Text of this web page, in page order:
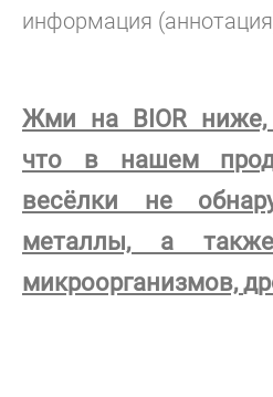
информация
Жми на BIOR ниже,
что в нашем
весёлки не
металлы, а
микроорганизмов,